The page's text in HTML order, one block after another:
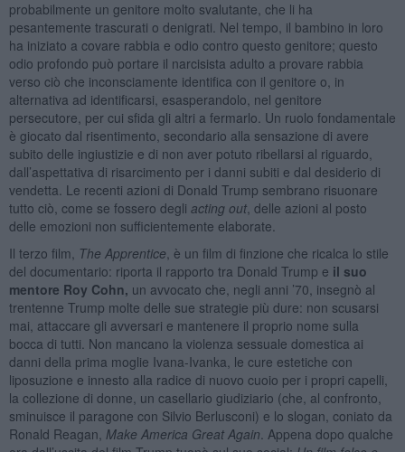
probabilmente un genitore molto svalutante, che li ha
pesantemente trascurati o denigrati. Nel tempo, il bambino in loro
ha iniziato a covare rabbia e odio contro questo genitore; questo
odio profondo può portare il narcisista adulto a provare rabbia
verso ciò che inconsciamente identifica con il genitore o, in
alternativa ad identificarsi, esasperandolo, nel genitore
persecutore, per cui sfida gli altri a fermarlo. Un ruolo fondamentale
è giocato dal risentimento, secondario alla sensazione di avere
subito delle ingiustizie e di non aver potuto ribellarsi al riguardo,
dall’aspettativa di risarcimento per i danni subiti e dal desiderio di
vendetta. Le recenti azioni di Donald Trump sembrano risuonare
tutto ciò, come se fossero degli acting out, delle azioni al posto
delle emozioni non sufficientemente elaborate.
Il terzo film, The Apprentice , è un film di finzione che ricalca lo stile
del documentario: riporta il rapporto tra Donald Trump e il suo
mentore Roy Cohn, un avvocato che, negli anni ’70, insegnò al
trentenne Trump molte delle sue strategie più dure: non scusarsi
mai, attaccare gli avversari e mantenere il proprio nome sulla
bocca di tutti. Non mancano la violenza sessuale domestica ai
danni della prima moglie Ivana-Ivanka, le cure estetiche con
liposuzione e innesto alla radice di nuovo cuoio per i propri capelli,
la collezione di donne, un casellario giudiziario (che, al confronto,
sminuisce il paragone con Silvio Berlusconi) e lo slogan, coniato da
Ronald Reagan, Make America Great Again . Appena dopo qualche